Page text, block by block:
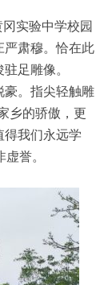
实验中学校园
严肃穆。恰在此
足雕像。
。指尖轻触雕
乡的骄傲，更
得我们永远学
誉。